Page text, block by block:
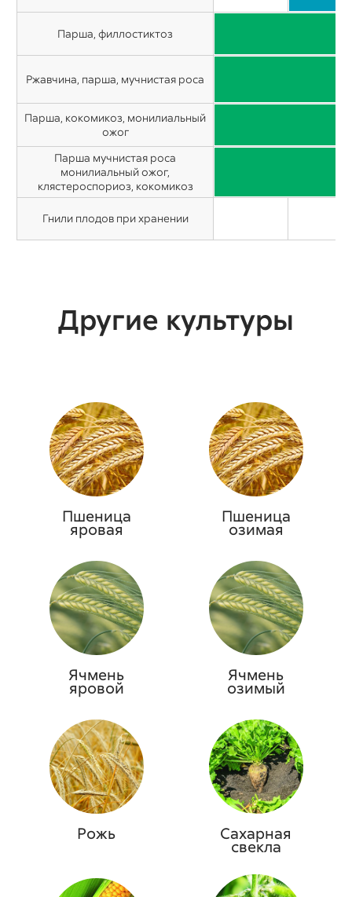
Парша, филлостиктоз
Ржавчина, парша, мучнистая роса
Парша, кокомикоз, монилиальный
ожог
Парша мучнистая роса
монилиальный ожог,
клястероспориоз, кокомикоз
Гнили плодов при хранении
Другие культуры
Пшеница
яровая
Пшеница
озимая
Ячмень
яровой
Ячмень
озимый
Рожь Сахарная
свекла